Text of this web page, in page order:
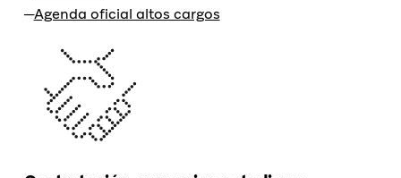
Agenda oficial altos cargos